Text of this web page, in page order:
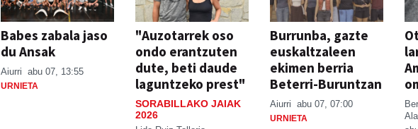
Babes zabala jaso
du Ansak
Aiurri abu 07, 13:55
URNIETA
"Auzotarrek oso
ondo erantzuten
dute, beti daude
laguntzeko prest"
SORABILLAKO JAIAK
2026
Burrunba, gazte
euskaltzaleen
ekimen berria
Beterri-Buruntzan
Aiurri abu 07, 07:00
URNIETA